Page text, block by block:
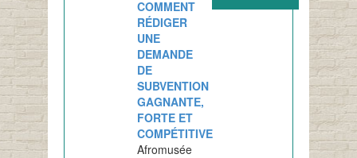
COMMENT
RÉDIGER
UNE
DEMANDE
DE
SUBVENTION
GAGNANTE,
FORTE ET
COMPÉTITIVE
Afromusée